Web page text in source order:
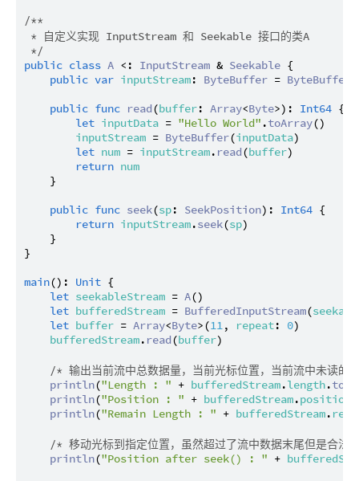
/**
* 自定义实现 InputStream 和 Seekable 接口的类A
*/
public class A <: InputStream & Seekable {
public var inputStream: ByteBuffer = ByteBuffer
public func read(buffer: Array<Byte>): Int64 {
let inputData = "Hello World" .toArray()
inputStream = ByteBuffer(inputData)
let num = inputStream. read(buffer)
return num
    }
public func seek(sp: SeekPosition): Int64 {
return inputStream.seek(sp)
    }
}
main(): Unit {
let seekableStream = A()
let bufferedStream = BufferedInputStream(
let buffer = Array<Byte>(11, repeat: 0)
bufferedStream. read(buffer)
/* 输出当前流中总数据量，当前光标位置，当前流中未读
println("Length : " + bufferedStream.length.
println("Position : " + bufferedStream.position
println("Remain Length : " + bufferedStream.
/* 移动光标到指定位置，虽然超过了流中数据末尾但是合
println("Position after seek() : " +